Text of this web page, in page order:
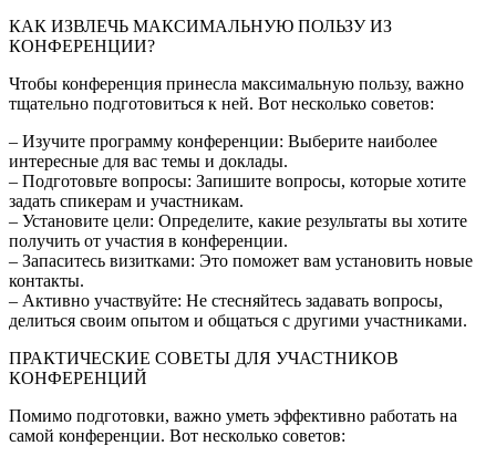
КАК ИЗВЛЕЧЬ МАКСИМАЛЬНУЮ ПОЛЬЗУ ИЗ
КОНФЕРЕНЦИИ?
Чтобы конференция принесла максимальную пользу, важно
тщательно подготовиться к ней. Вот несколько советов:
– Изучите программу конференции: Выберите наиболее
интересные для вас темы и доклады.
– Подготовьте вопросы: Запишите вопросы, которые хотите
задать спикерам и участникам.
– Установите цели: Определите, какие результаты вы хотите
получить от участия в конференции.
– Запаситесь визитками: Это поможет вам установить новые
контакты.
– Активно участвуйте: Не стесняйтесь задавать вопросы,
делиться своим опытом и общаться с другими участниками.
ПРАКТИЧЕСКИЕ СОВЕТЫ ДЛЯ УЧАСТНИКОВ
КОНФЕРЕНЦИЙ
Помимо подготовки, важно уметь эффективно работать на
самой конференции. Вот несколько советов: